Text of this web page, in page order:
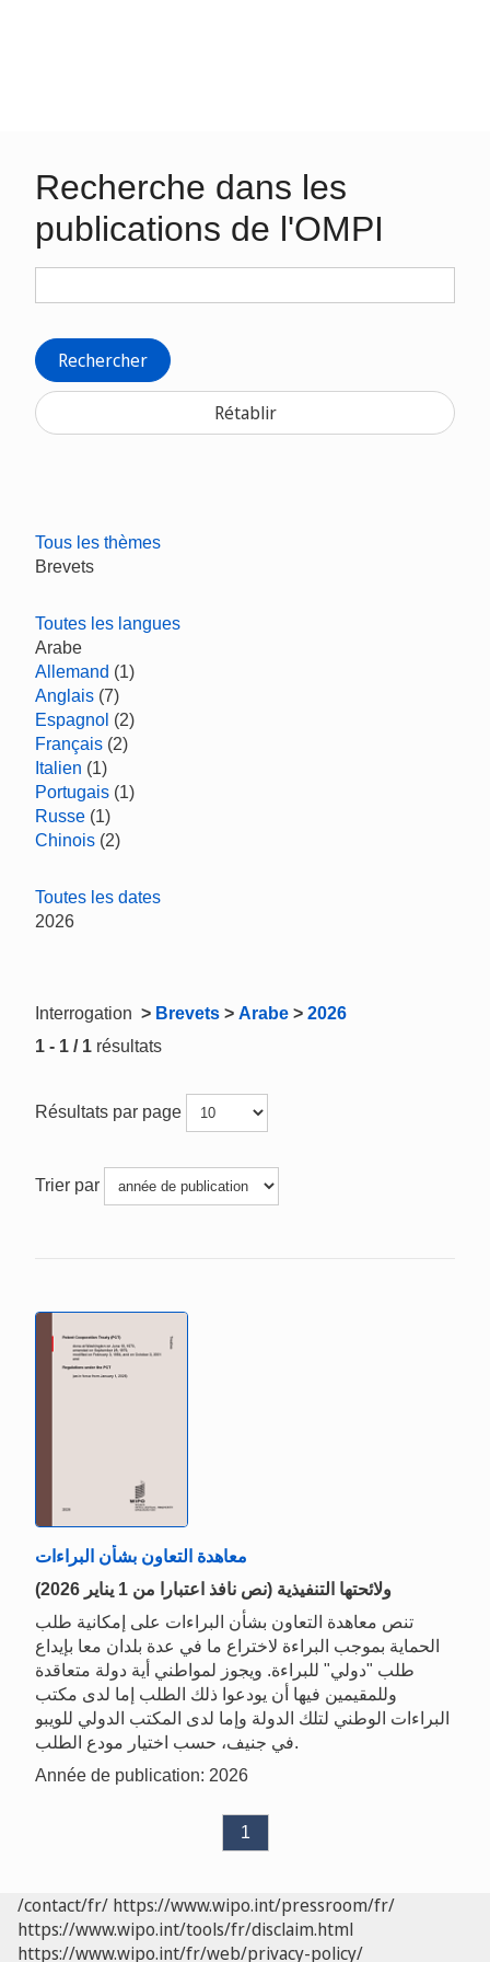
Recherche dans les
publications de l'OMPI
Rechercher
Rétablir
Tous les thèmes
Brevets
Toutes les langues
Arabe
Allemand (1)
Anglais (7)
Espagnol (2)
Français (2)
Italien (1)
Portugais (1)
Russe (1)
Chinois (2)
Toutes les dates
2026
Interrogation > Brevets > Arabe > 2026
1 - 1 / 1 résultats
Résultats par page
Trier par
معاهدة التعاون بشأن البراءات
(نص نافذ اعتبارا من 1 يناير 2026) ولائحتها التنفيذية
تنص معاهدة التعاون بشأن البراءات على إمكانية طلب
الحماية بموجب البراءة لاختراع ما في عدة بلدان معا بإيداع
طلب "دولي" للبراءة. ويجوز لمواطني أية دولة متعاقدة
وللمقيمين فيها أن يودعوا ذلك الطلب إما لدى مكتب
البراءات الوطني لتلك الدولة وإما لدى المكتب الدولي للويبو
في جنيف، حسب اختيار مودع الطلب.
Année de publication: 2026
1
/contact/fr/ https://www.wipo.int/pressroom/fr/
https://www.wipo.int/tools/fr/disclaim.html
https://www.wipo.int/fr/web/privacy-policy/